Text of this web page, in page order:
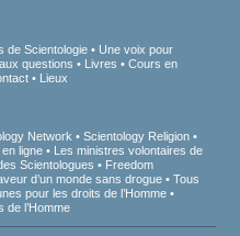
de Scientologie
Une voix pour
questions Livres
Cours en
Lieux
Network
Scientology Religion
ligne
Les ministres volontaires de
Scientologues
Freedom
d’un monde sans drogue
Tous
pour les droits de l’Homme
de l’Homme